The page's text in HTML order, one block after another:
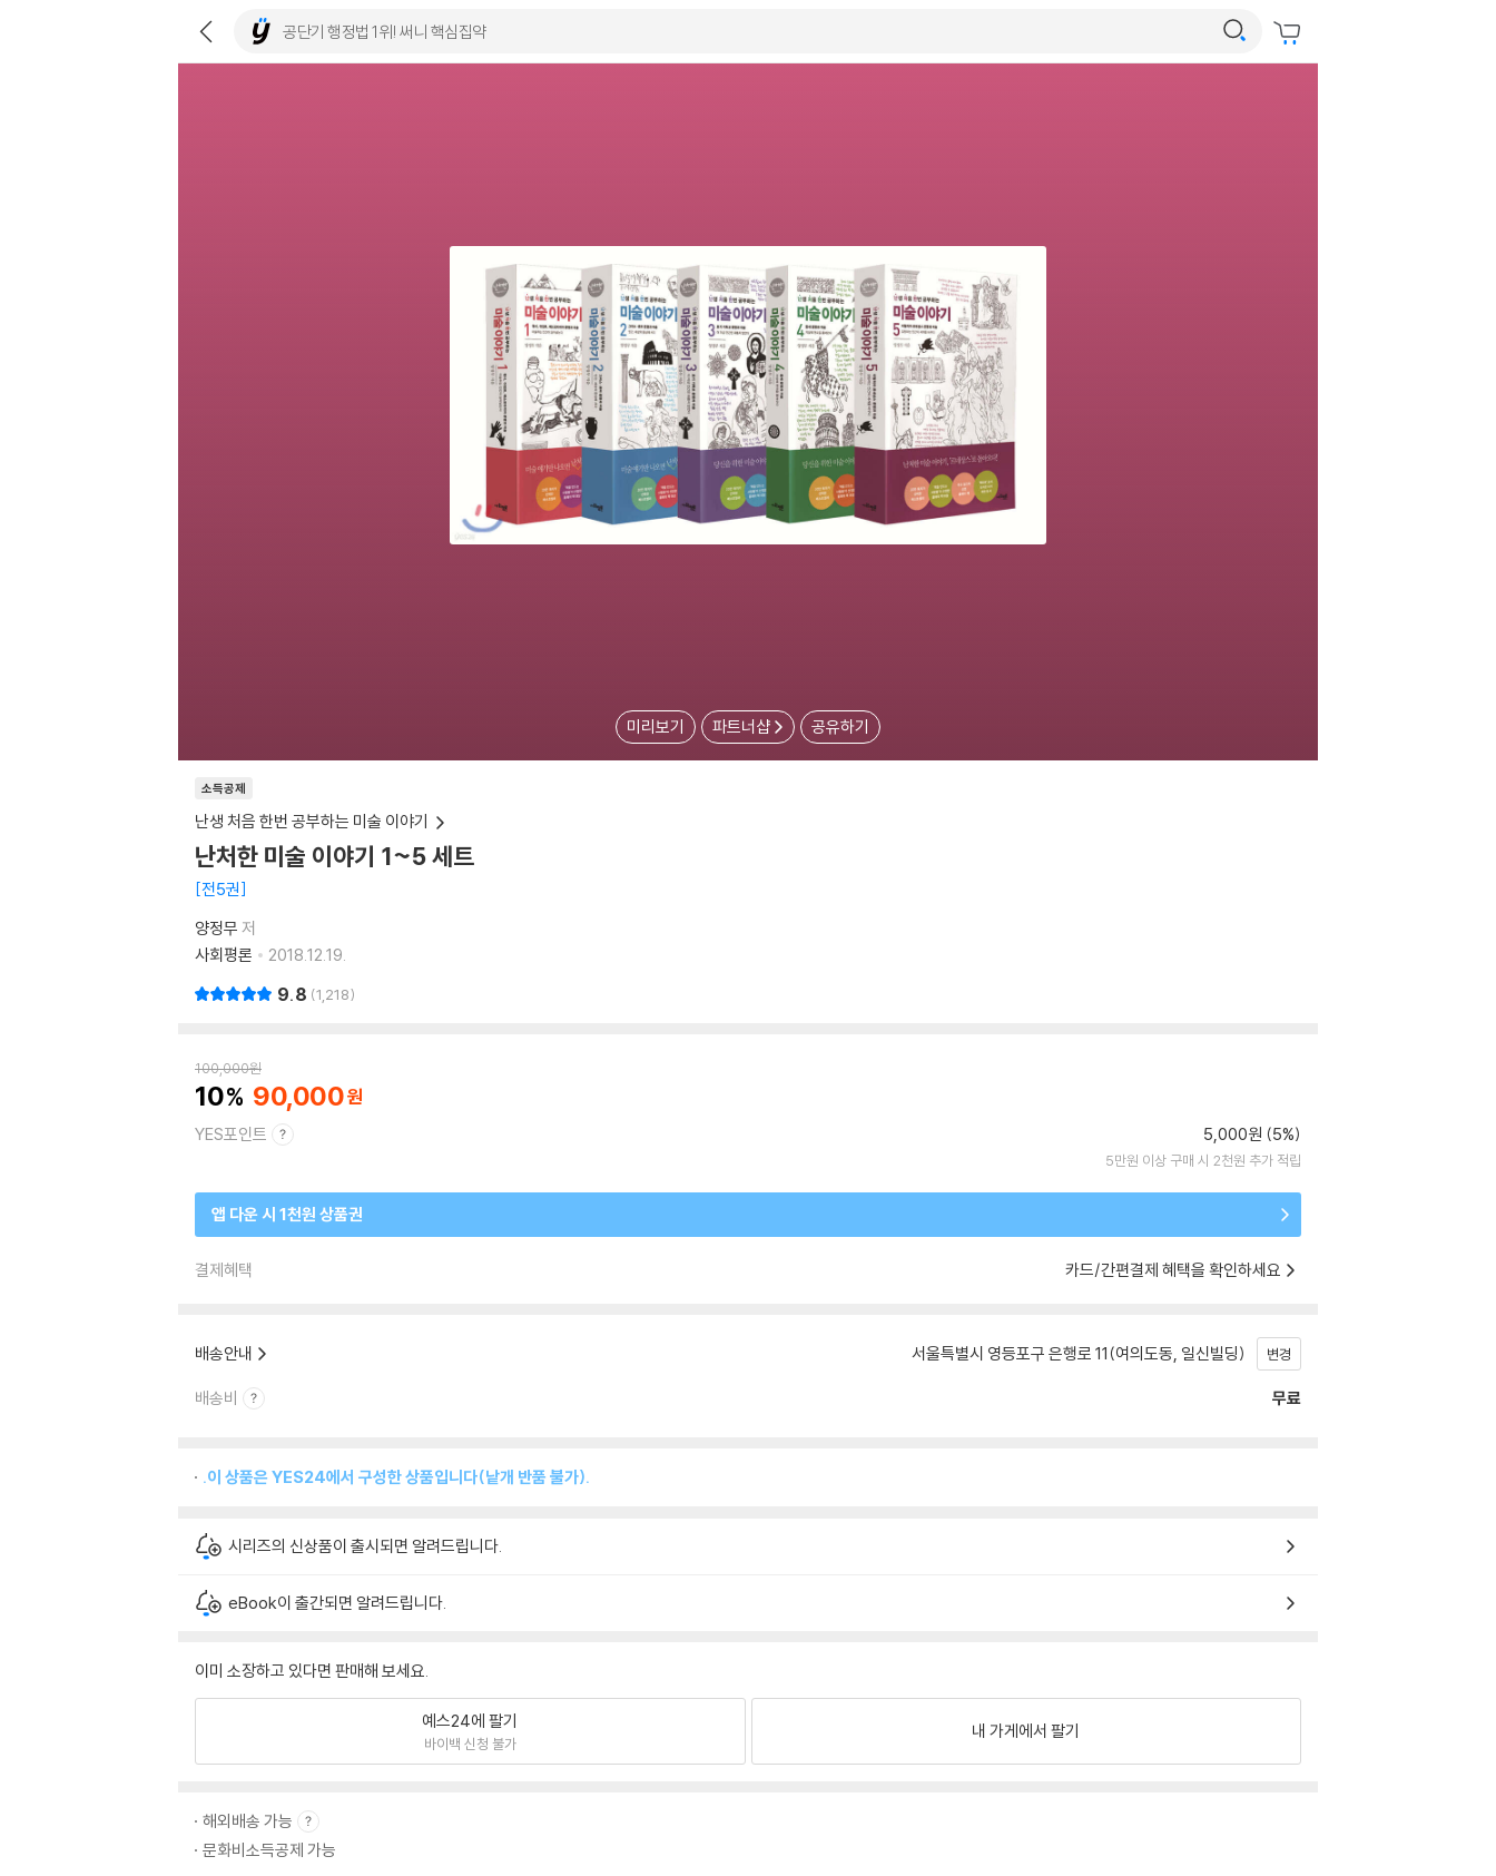
미리보기 파트너샵 공유하기
소득공제
난생 처음 한번 공부하는 미술 이야기
난처한 미술 이야기 1~5 세트
전5권
양정무 저
사회평론
2018.12.19.
9.8 1,218
100,000원
10 90,000
YES포인트 5,000원 (5%)
5만원 이상 구매 시 2천원 추가 적립
앱 다운 시 1천원 상품권
결제혜택 카드/간편결제 혜택을 확인하세요
배송안내 서울특별시 영등포구 은행로 11(여의도동, 일신빌딩) 변경
배송비 무료
.이 상품은 YES24에서 구성한 상품입니다(낱개 반품 불가).
시리즈의 신상품이 출시되면 알려드립니다.
eBook이 출간되면 알려드립니다.
이미 소장하고 있다면 판매해 보세요.
예스24에 팔기
바이백 신청 불가
내 가게에서 팔기
해외배송 가능
문화비소득공제 가능